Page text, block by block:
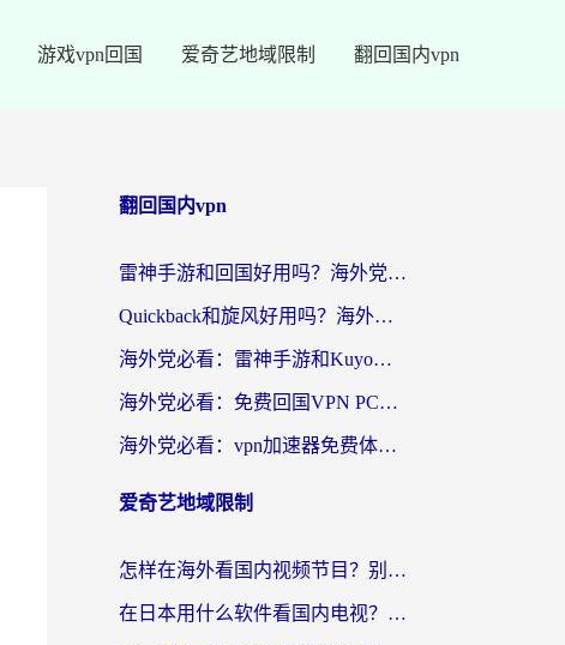
游戏vpn回国 爱奇艺地域限制 翻回国内vpn
翻回国内vpn
雷神手游和回国好用吗？海外党亲测：选对加速器才能无缝刷剧打游戏
Quickback和旋风好用吗？海外华人亲测：选对回国加速器才能无缝看央视5
海外党必看：雷神手游和Kuyo好用吗？3款回国加速器实测+避坑指南
海外党必看：免费回国VPN PC真的能用？附国内高速VPN选择全攻略
海外党必看：vpn加速器免费体验？选对回国加速器才能无缝刷国内剧玩国服
爱奇艺地域限制
怎样在海外看国内视频节目？别再踩坑！留学生和海外华人的专属解决方案
在日本用什么软件看国内电视？这篇攻略帮你告别地域限制